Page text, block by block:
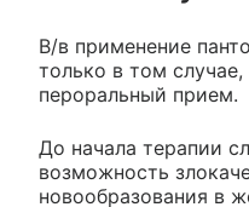
В/в применение
только в том
пероральный прием.
До начала терапии
возможность
новообразования в